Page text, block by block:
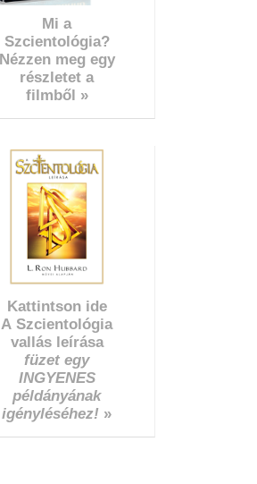
Mi a
Szcientológia?
Nézzen meg egy
részletet a
filmből »
Kattintson ide
A Szcientológia
vallás leírása
füzet egy
INGYENES
példányának
igényléséhez! »